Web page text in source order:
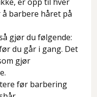
barbere håret på
gjør du følgende:
du går i gang. Det
gjør
før barbering